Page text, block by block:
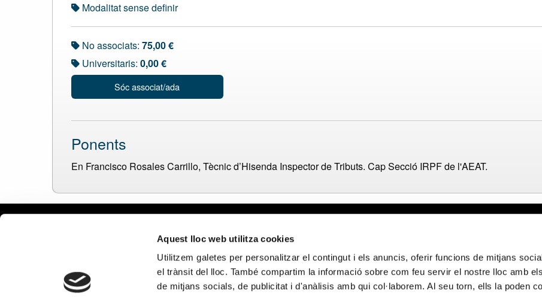
Aquest lloc web utilitza cookies
Utilitzem galetes per personalitzar el contingut i els anuncis, oferir funcions de mitjans
el trànsit del lloc. També compartim la informació sobre com feu servir el nostre lloc amb
de mitjans socials, de publicitat i d'anàlisis amb qui col·laborem. Al seu torn, ells la poden
Modalitat sense definir
No associats: 75,00 €
Universitaris: 0,00 €
Sóc associat/ada
Ponents
En Francisco Rosales Carrillo, Tècnic d’Hisenda Inspector de Tributs. Cap Secció IRPF de l'AEAT.
Política de privacitat
Política de cookies
Política de privacitat en
xarxes socials
Delegació
Delegació Girona
Delegació